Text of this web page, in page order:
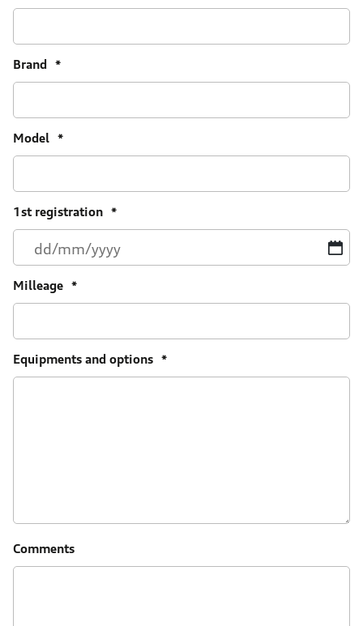
Brand *
Model *
1st registration *
Milleage *
Equipments and options *
Comments